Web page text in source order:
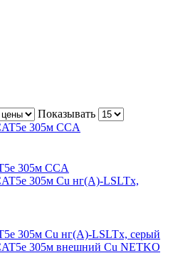
Показывать
305м CCA
305м Cu нг(А)-LSLTx, серый